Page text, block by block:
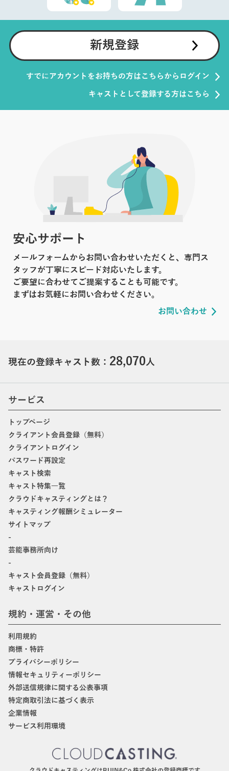
新規登録
すでにアカウントをお持ちの方はこちらからログイン
キャストとして登録する方はこちら
安心サポート
メールフォームからお問い合わせいただくと、専門ス
タッフが丁寧にスピード対応いたします。
ご要望に合わせてご提案することも可能です。
まずはお気軽にお問い合わせください。
お問い合わせ
現在の登録キャスト数： 28,070人
サービス
トップページ
クライアント会員登録（無料）
クライアントログイン
パスワード再設定
キャスト検索
キャスト特集一覧
クラウドキャスティングとは？
キャスティング報酬シミュレーター
サイトマップ
-
芸能事務所向け
-
キャスト会員登録（無料）
キャストログイン
規約・運営・その他
利用規約
商標・特許
プライバシーポリシー
情報セキュリティーポリシー
外部送信規律に関する公表事項
特定商取引法に基づく表示
企業情報
サービス利用環境